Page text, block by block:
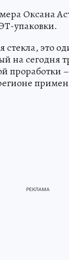
Оксана
упаковки.
стекла, это
на сегодня
проработки